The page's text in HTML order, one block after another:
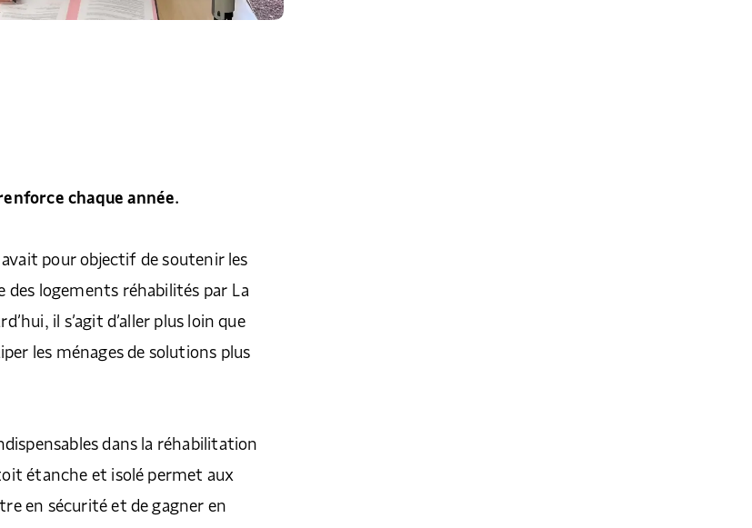
chaque année.
pour objectif de soutenir les
logements réhabilités par La
il s’agit d’aller plus loin que
les ménages de solutions plus
dans la réhabilitation
étanche et isolé permet aux
en sécurité et de gagner en